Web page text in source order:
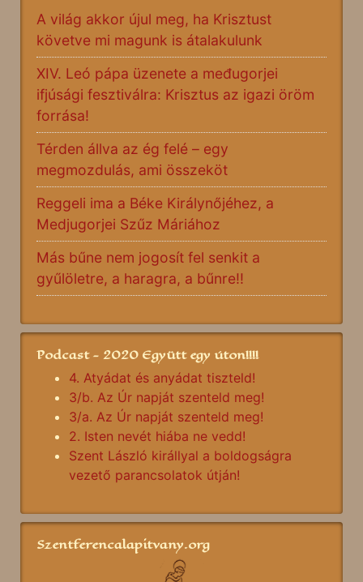
A világ akkor újul meg, ha Krisztust
követve mi magunk is átalakulunk
XIV. Leó pápa üzenete a međugorjei
ifjúsági fesztiválra: Krisztus az igazi öröm
forrása!
Térden állva az ég felé – egy
megmozdulás, ami összeköt
Reggeli ima a Béke Királynőjéhez, a
Medjugorjei Szűz Máriához
Más bűne nem jogosít fel senkit a
gyűlöletre, a haragra, a bűnre!!
Podcast - 2020 Együtt egy úton!!!!
4. Atyádat és anyádat tiszteld!
3/b. Az Úr napját szenteld meg!
3/a. Az Úr napját szenteld meg!
2. Isten nevét hiába ne vedd!
Szent László királlyal a boldogságra
vezető parancsolatok útján!
Szentferencalapitvany.org